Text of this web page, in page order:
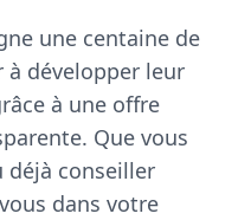
une centaine de
développer leur
à une offre
Que vous
déjà conseiller
dans votre